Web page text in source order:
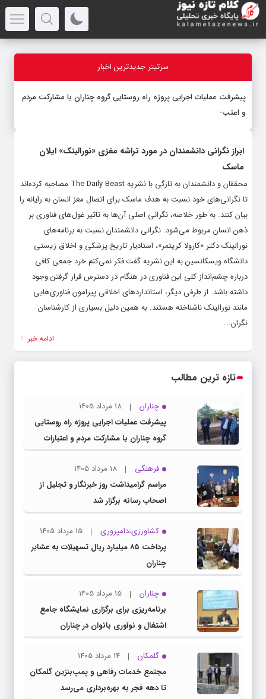
سرتیتر جدیدترین اخبار
پیشرفت عملیات اجرایی پروژه راه روستایی گروه چناران با مشارکت مردم
و اعتبارات د
ابراز نگرانی دانشمندان در مورد تراشه مغزی «نورالینک» ایلان
ماسک
محققان و دانشمندان به تازگی با نشریه The Daily Beast مصاحبه کرده‌اند
تا نگرانی‌های خود نسبت به هدف ماسک برای اتصال مغز انسان به رایانه را
بیان کنند. به طور خلاصه، نگرانی اصلی آن‌ها به تاثیر غول‌های فناوری بر
ذهن انسان مربوط می‌شود. نگرانی دانشمندان نسبت به برنامه‌های
نورالینک دکتر «کارولا کریتمر»، استادیار تاریخ پزشکی و اخلاق زیستی
دانشگاه ویسکانسین به این نشریه گفت:فکر نمی‌کنم خرد جمعی کافی
درباره چشم‌انداز کلی این فناوری در هنگام در دسترس قرار گرفتن وجود
داشته باشد. از طرفی دیگر، استانداردهای اخلاقی پیرامون فناوری‌هایی
مانند نورالینک ناشناخته هستند. به همین دلیل بسیاری از کارشناسان
نگران...
ادامه خبر
تازه ترین مطالب
چناران
18 مرداد 1405
پیشرفت عملیات اجرایی پروژه راه روستایی
گروه چناران با مشارکت مردم و اعتبارات
دولتی
فرهنگی
18 مرداد 1405
مراسم گرامیداشت روز خبرنگار و تجلیل از
اصحاب رسانه برگزار شد
کشاورزی،دامپروری
15 مرداد 1405
پرداخت ۸۵ میلیارد ریال تسهیلات به عشایر
چناران
چناران
15 مرداد 1405
برنامه‌ریزی برای برگزاری نمایشگاه جامع
اشتغال و نوآوری بانوان در چناران
گلمکان
14 مرداد 1405
مجتمع خدمات رفاهی و پمپ‌بنزین گلمکان
تا دهه فجر به بهره‌برداری می‌رسد